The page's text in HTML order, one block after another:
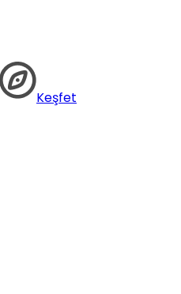
Keşfet